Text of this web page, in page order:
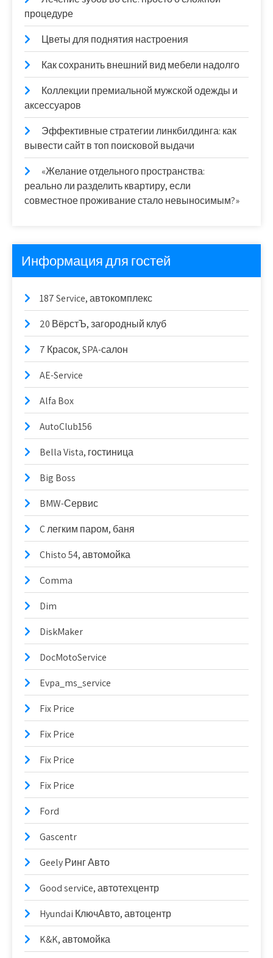
процедуре
Цветы для поднятия настроения
Как сохранить внешний вид мебели надолго
Коллекции премиальной мужской одежды и
аксессуаров
Эффективные стратегии линкбилдинга: как
вывести сайт в топ поисковой выдачи
«Желание отдельного пространства:
реально ли разделить квартиру, если
совместное проживание стало невыносимым?»
Информация для гостей
187 Service, автокомплекс
20 ВёрстЪ, загородный клуб
7 Красок, SPA-салон
AE-Service
Alfa Box
AutoClub156
Bella Vista, гостиница
Big Boss
BMW-Сервис
C легким паром, баня
Chisto 54, автомойка
Comma
Dim
DiskMaker
DocMotoService
Evpa_ms_service
Fix Price
Fix Price
Fix Price
Fix Price
Ford
Gascentr
Geely Ринг Авто
Good serviсe, автотехцентр
Hyundai КлючАвто, автоцентр
K&K, автомойка